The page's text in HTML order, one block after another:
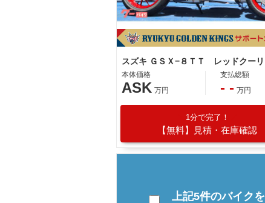
本体価格
ASK 万円
支払総額
- - 万円
1分で完了！
【無料】見積・在庫確認
上記5件のバイクを